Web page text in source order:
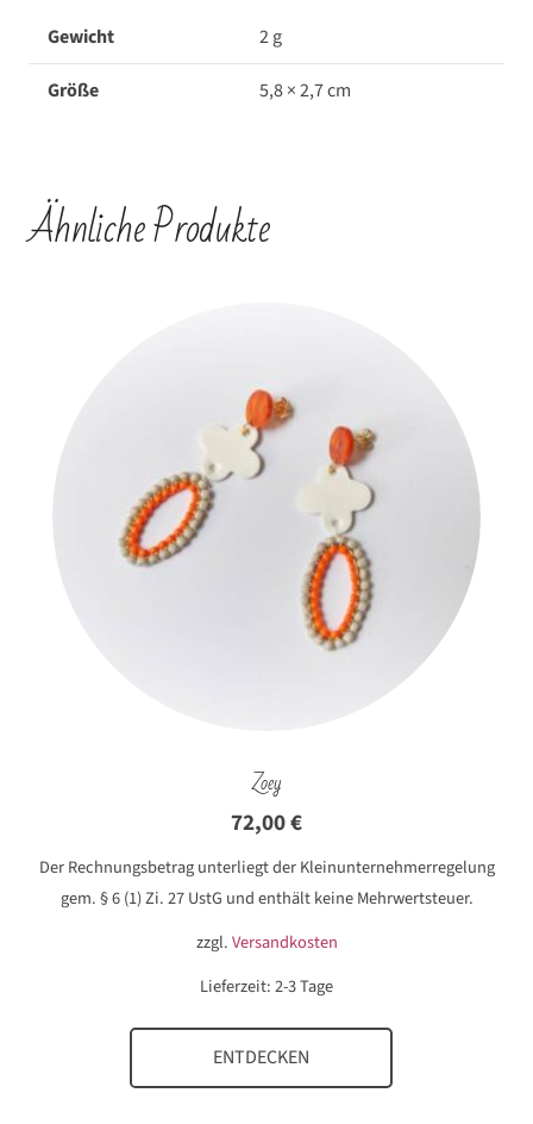
Gewicht 2 g
Größe 5,8 × 2,7 cm
Ähnliche Produkte
Zoey
72,00€
Der Rechnungsbetrag unterliegt der Kleinunternehmerregelung
gem. § 6 (1) Zi. 27 UstG und enthält keine Mehrwertsteuer.
zzgl.Versandkosten
Lieferzeit:2-3 Tage
ENTDECKEN